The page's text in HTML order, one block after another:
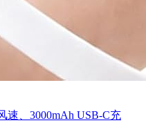
速、3000mAh USB-C充